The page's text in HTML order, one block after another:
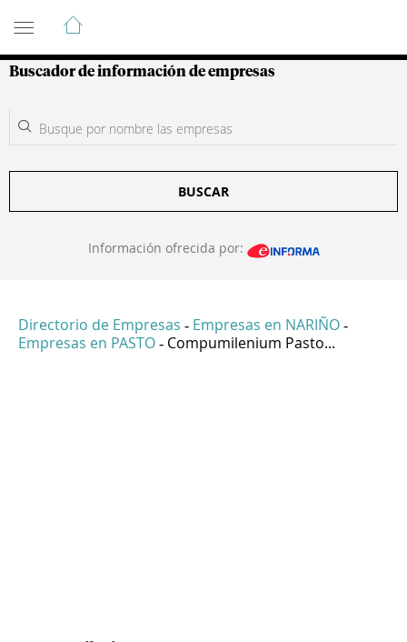
Guía de Empresas Colombianas
Buscador de información de empresas
BUSCAR
Información ofrecida por:
Directorio de Empresas - Empresas en NARIÑO -
Empresas en PASTO - Compumilenium Pasto...